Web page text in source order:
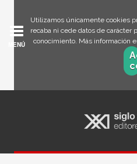
Utilizamos únicamente cookies
recaba ni cede datos de carácter
conocimiento. Más información
MENÚ